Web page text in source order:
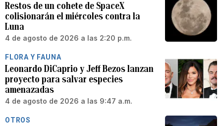
Restos de un cohete de SpaceX
colisionarán el miércoles contra la
Luna
4 de agosto de 2026 a las 2:20 p.m.
FLORA Y FAUNA
Leonardo DiCaprio y Jeff Bezos lanzan
proyecto para salvar especies
amenazadas
4 de agosto de 2026 a las 9:47 a.m.
OTROS